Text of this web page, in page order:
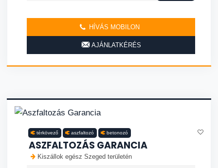
HÍVÁS MOBILON
AJÁNLATKÉRÉS
térkövező aszfaltozó betonozó
ASZFALTOZÁS GARANCIA
Kiszállok egész Szeged területén